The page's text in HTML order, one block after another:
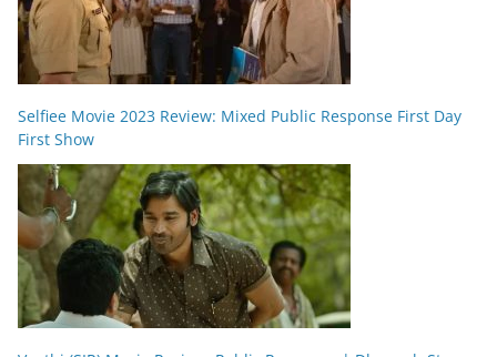
Selfiee Movie 2023 Review: Mixed Public Response First Day
First Show